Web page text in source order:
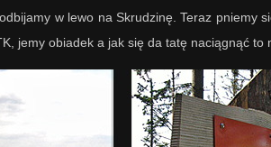
w lewo na Skrudzinę. Teraz pniemy
jemy obiadek a jak się da tatę naciągnąć to